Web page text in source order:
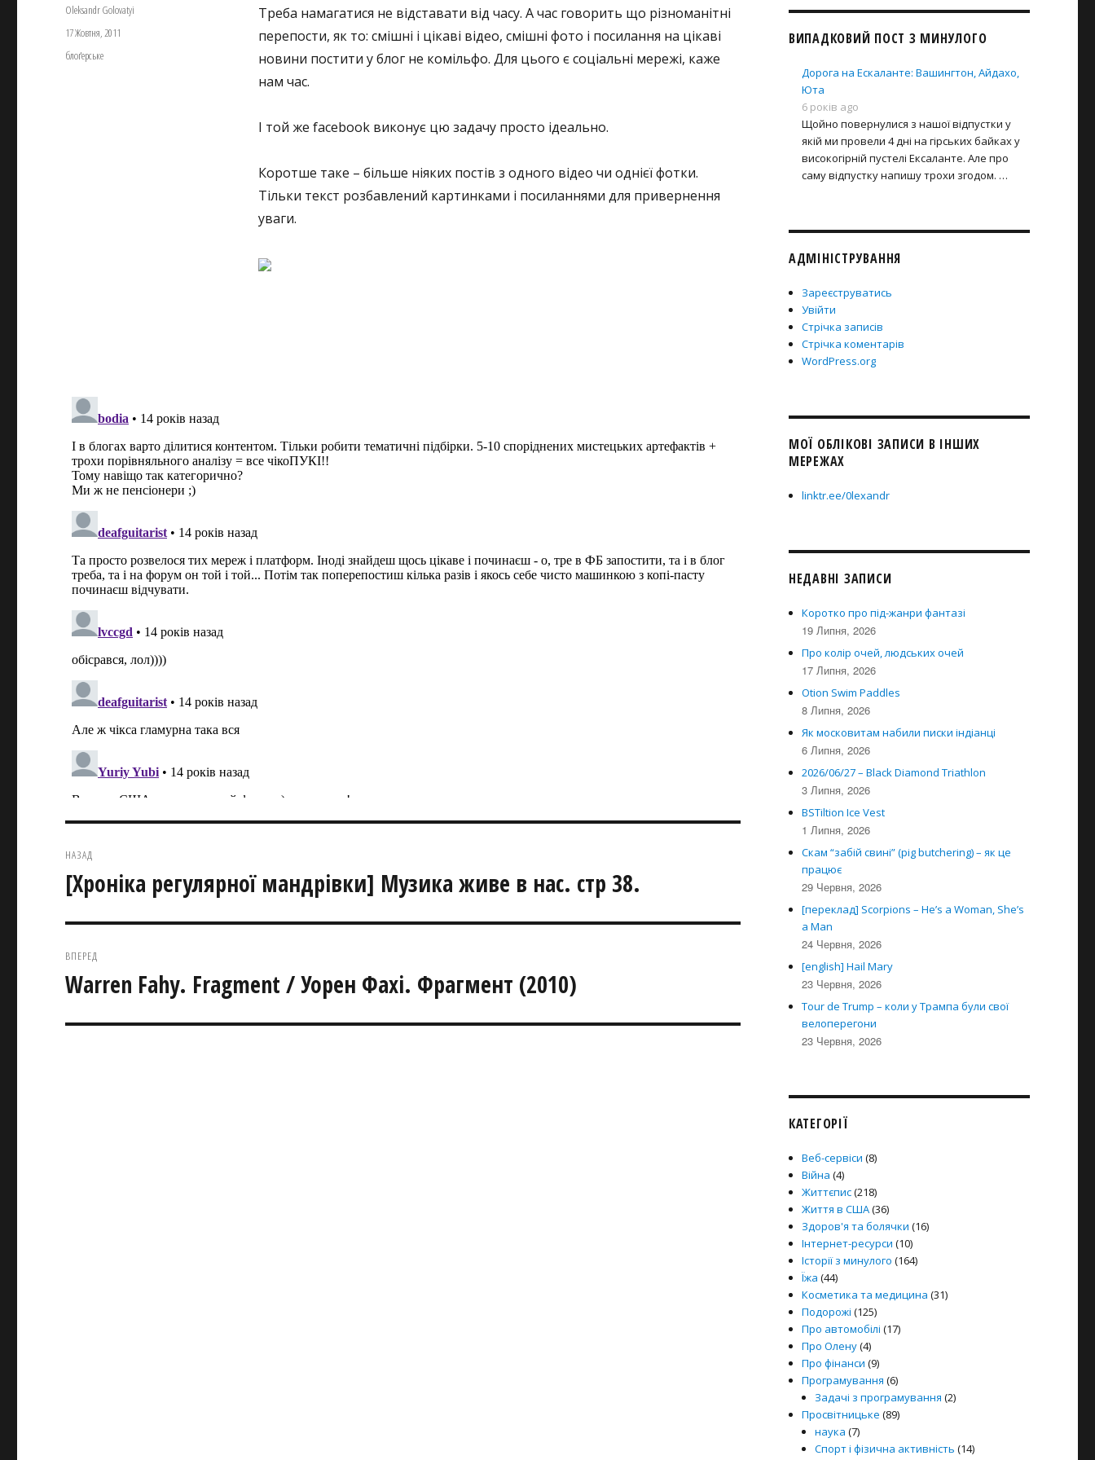
Треба намагатися не відставати від часу. А час говорить що різноманітні
перепости, як то: смішні і цікаві відео, смішні фото і посилання на цікаві
новини постити у блог не комільфо. Для цього є соціальні мережі, каже
нам час.
І той же facebook виконує цю задачу просто ідеально.
Коротше таке – більше ніяких постів з одного відео чи однієї фотки.
Тільки текст розбавлений картинками і посиланнями для привернення
уваги.
Автор
Oleksandr Golovatyi
Оприлюднено
17 Жовтня, 2011
Категорії
блоґерське
записів
НАЗАД
Попередній
запис:
[Хроніка регулярної мандрівки] Музика живе в нас. стр 38.
ВПЕРЕД
Наступний
Warren Fahy. Fragment / Уорен Фахі. Фрагмент (2010)
ВИПАДКОВИЙ ПОСТ З МИНУЛОГО
Дорога на Ескаланте: Вашингтон, Айдахо,
Юта
6 років ago
Щойно повернулися з нашої відпустки у
якій ми провели 4 дні на гірських байках у
високогірній пустелі Ексаланте. Але про
саму відпустку напишу трохи згодом. …
АДМІНІСТРУВАННЯ
Зареєструватись
Увійти
Стрічка записів
Стрічка коментарів
WordPress.org
МОЇ ОБЛІКОВІ ЗАПИСИ В ІНШИХ
МЕРЕЖАХ
linktr.ee/0lexandr
НЕДАВНІ ЗАПИСИ
Коротко про під-жанри фантазі
19 Липня, 2026
Про колір очей, людських очей
17 Липня, 2026
Otion Swim Paddles
8 Липня, 2026
Як московитам набили писки індіанці
6 Липня, 2026
2026/06/27 – Black Diamond Triathlon
3 Липня, 2026
BSTiltion Ice Vest
1 Липня, 2026
Скам “забій свині” (pig butchering) – як це
працює
29 Червня, 2026
[переклад] Scorpions – He’s a Woman, She’s
a Man
24 Червня, 2026
[english] Hail Mary
23 Червня, 2026
Tour de Trump – коли у Трампа були свої
велоперегони
23 Червня, 2026
КАТЕГОРІЇ
Веб-сервіси (8)
Війна (4)
Життєпис(218)
Життя в США(36)
Здоров'я та болячки (16)
Інтернет-ресурси (10)
Історії з минулого (164)
Їжа (44)
Косметика та медицина (31)
Подорожі (125)
Про автомобілі (17)
Про Олену(4)
Про фінанси (9)
Програмування (6)
Задачі з програмування (2)
Просвітницьке (89)
наука (7)
Спорт і фізична активність (14)